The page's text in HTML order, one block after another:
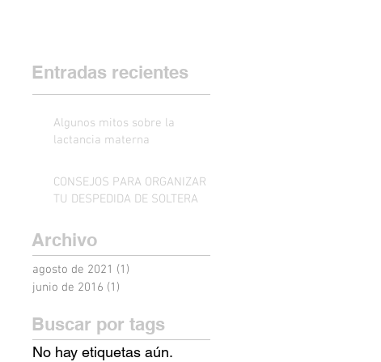
Entradas recientes
Algunos mitos sobre la
lactancia materna
CONSEJOS PARA ORGANIZAR
TU DESPEDIDA DE SOLTERA
Archivo
agosto de 2021 (1)
junio de 2016 (1)
Buscar por tags
No hay etiquetas aún.